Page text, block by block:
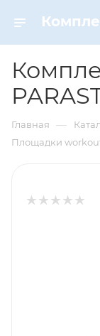
Главная —
Площадки